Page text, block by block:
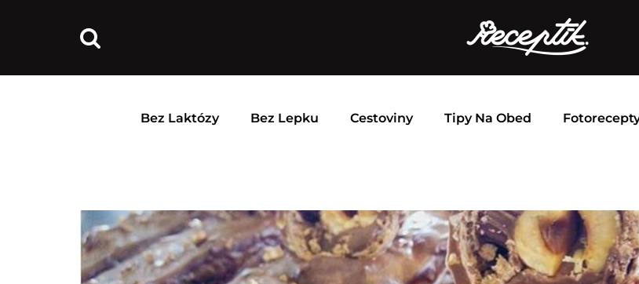
Bez Laktózy Bez Lepku Cestoviny Tipy Na Obed